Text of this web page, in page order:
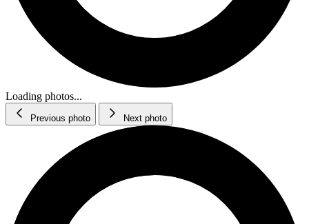
Loading photos...
Previous photo Next photo